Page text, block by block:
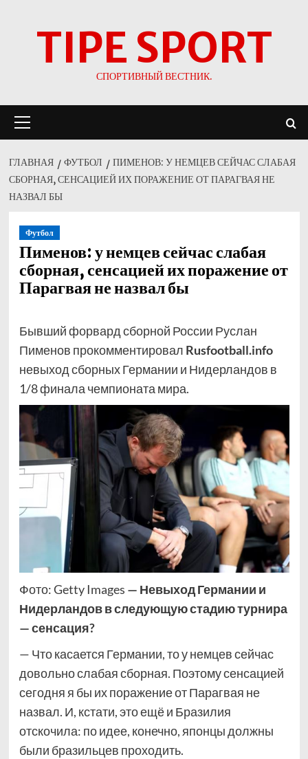
TIPE SPORT
СПОРТИВНЫЙ ВЕСТНИК.
меню
ГЛАВНАЯ ФУТБОЛ
ПИМЕНОВ: У НЕМЦЕВ СЕЙЧАС СЛАБАЯ
СБОРНАЯ, СЕНСАЦИЕЙ ИХ ПОРАЖЕНИЕ ОТ ПАРАГВАЯ НЕ
НАЗВАЛ БЫ
Футбол
Пименов: у немцев сейчас слабая
сборная, сенсацией их поражение от
Парагвая не назвал бы
Бывший форвард сборной России Руслан
Пименов прокомментировал Rusfootball.info
невыход сборных Германии и Нидерландов в
1/8 финала чемпионата мира.
Фото: Getty Images — Невыход Германии и
Нидерландов в следующую стадию турнира
— сенсация?
— Что касается Германии, то у немцев сейчас
довольно слабая сборная. Поэтому сенсацией
сегодня я бы их поражение от Парагвая не
назвал. И, кстати, это ещё и Бразилия
отскочила: по идее, конечно, японцы должны
были бразильцев проходить.